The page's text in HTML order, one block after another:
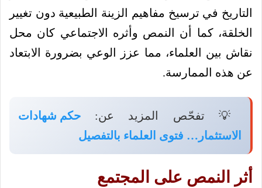
التاريخ في ترسيخ مفاهيم الزينة الطبيعية دون تغيير
الخلقة، كما أن النمص وأثره الاجتماعي كان محل
نقاش بين العلماء، مما عزز الوعي بضرورة الابتعاد
عن هذه الممارسة.
💡 تفحّص المزيد عن: حكم شهادات
الاستثمار… فتوى العلماء بالتفصيل
أثر النمص على المجتمع